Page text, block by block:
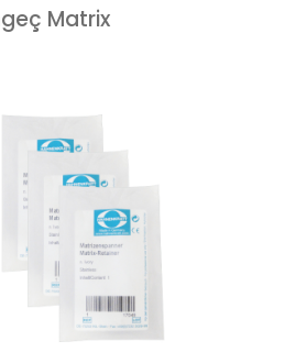
Matrix